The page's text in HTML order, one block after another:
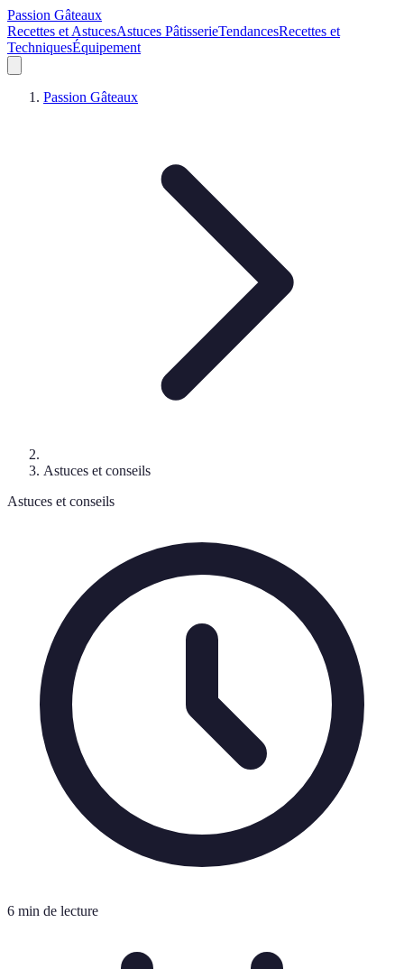
Passion Gâteaux
Recettes et AstucesAstuces PâtisserieTendancesRecettes et
TechniquesÉquipement
Passion Gâteaux
Astuces et conseils
Astuces et conseils
6 min de lecture